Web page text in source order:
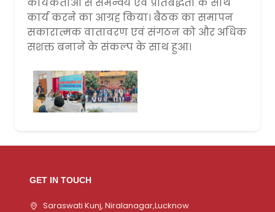
कार्य करने का आग्रह किया। बैठक का समापन
सकारात्मक वातावरण एवं संगठन को और अधिक
सशक्त बनाने के संकल्प के साथ हुआ।
GET IN TOUCH
Saraswati Kunj, Niralanagar,Lucknow